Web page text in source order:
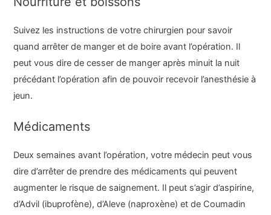
Suivez les instructions de votre chirurgien pour savoir
quand arrêter de manger et de boire avant l’opération. Il
peut vous dire de cesser de manger après minuit la nuit
précédant l’opération afin de pouvoir recevoir l’anesthésie à
jeun.
Médicaments
Deux semaines avant l’opération, votre médecin peut vous
dire d’arrêter de prendre des médicaments qui peuvent
augmenter le risque de saignement. Il peut s’agir d’aspirine,
d’Advil (ibuprofène), d’Aleve (naproxène) et de Coumadin